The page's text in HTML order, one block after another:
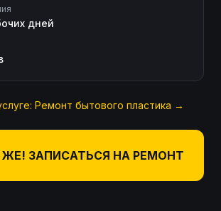
дней
Ремонт бытового пластика →
ЖЕ! ЗАПИСАТЬСЯ НА РЕМОНТ